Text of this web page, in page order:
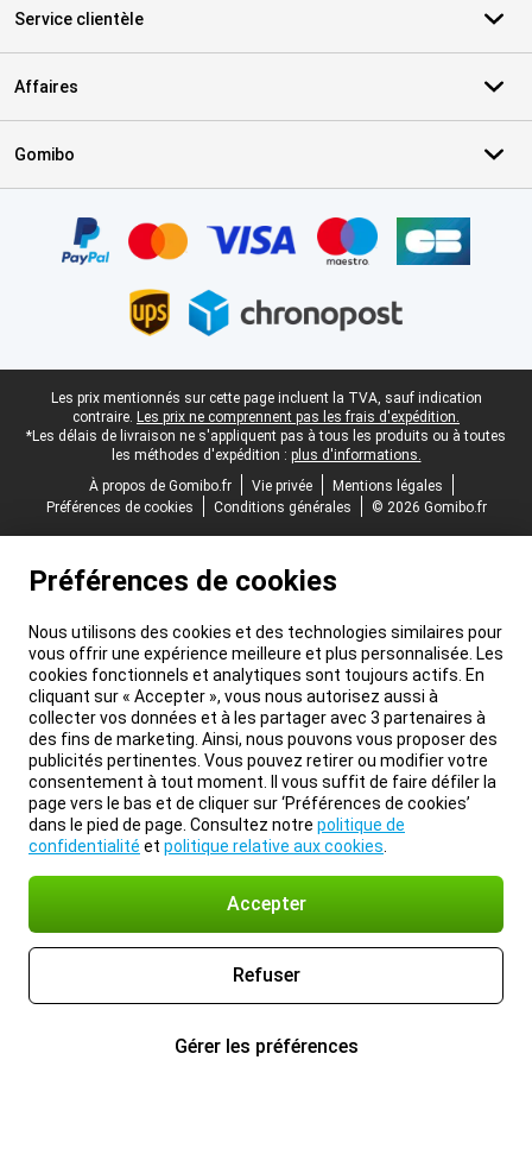
Service clientèle
Affaires
Gomibo
Pied-de-page légal
Les prix mentionnés sur cette page incluent la TVA, sauf indication
contraire. Les prix ne comprennent pas les frais d'expédition.
*Les délais de livraison ne s'appliquent pas à tous les produits ou à toutes
les méthodes d'expédition : plus d'informations.
À propos de Gomibo.fr
Vie privée
Mentions légales
Préférences de cookies
Conditions générales © 2026 Gomibo.fr
Préférences de cookies
Nous utilisons des cookies et des technologies similaires pour
vous offrir une expérience meilleure et plus personnalisée. Les
cookies fonctionnels et analytiques sont toujours actifs. En
cliquant sur « Accepter », vous nous autorisez aussi à
collecter vos données et à les partager avec 3 partenaires à
des fins de marketing. Ainsi, nous pouvons vous proposer des
publicités pertinentes. Vous pouvez retirer ou modifier votre
consentement à tout moment. Il vous suffit de faire défiler la
page vers le bas et de cliquer sur ‘Préférences de cookies’
dans le pied de page. Consultez notre politique de
confidentialité et politique relative aux cookies
Accepter
Refuser
Gérer les préférences